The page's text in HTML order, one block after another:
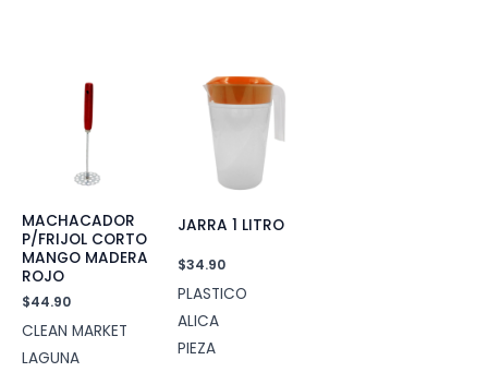
MACHACADOR
P/FRIJOL CORTO
MANGO MADERA
ROJO
$44.90
CLEAN MARKET
LAGUNA
JARRA 1 LITRO
$34.90
PLASTICO
ALICA
PIEZA